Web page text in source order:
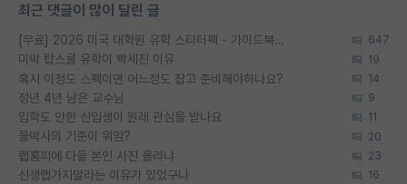
최근 댓글이 많이 달린 글
[무료] 2026 미국 대학원 유학 스타터팩 - 가이드북 & 합격자 컨택메일 템플릿 647
미박 탑스쿨 유학이 빡세진 이유 19
혹시 이정도 스펙이면 어느정도 잡고 준비해야하나요? 14
정년 4년 남은 교수님 9
입학도 안한 신입생이 원래 관심을 받나요 11
물박사의 기준이 뭐임? 20
랩홈피에 다들 본인 사진 올리냐 23
신생랩가지말라는 이유가 있었구나 16